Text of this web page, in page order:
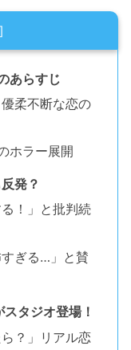
あらすじ
柔不断な恋の
ホラー展開
発？
！」と批判続
すぎる…」と賛
タジオ登場！
？」リアル恋